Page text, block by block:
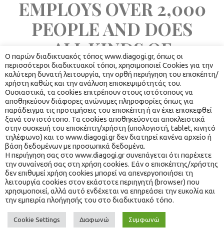
EMPLOYS OVER 2,000
PEOPLE AND DOES
ALL KINDS OF
AWESOME THINGS
FOR THE LEICESTER
COMMUNITY.
As a new WordPress user, you should go to your
dashboard to delete this page and create new pages
for your content. Have fun!
® 2021 ΔΙ… ΑΓΩΓΉ. ALL RIGHTS RESERVED. WEBSITE MADE
BY WEBKEY
Ο παρών διαδικτυακός τόπος www.diagogi.gr, όπως οι
περισσότεροι διαδικτυακοί τόποι, χρησιμοποιεί Cookies για την
καλύτερη δυνατή λειτουργία, την ορθή περιήγηση του επισκέπτη/
χρήστη καθώς και την ανάλυση επισκεψιμότητάς του.
Ουσιαστικά, τα cookies επιτρέπουν στους ιστότοπους να
αποθηκεύουν διάφορες ανώνυμες πληροφορίες όπως για
παράδειγμα τις προτιμήσεις του επισκέπτη ή αν έχει επισκεφθεί
ξανά τον ιστότοπο. Τα cookies αποθηκεύονται αποκλειστικά
στην συσκευή του επισκέπτη/χρήστη (υπολογιστή, tablet, κινητό
τηλέφωνο) και το www.diagogi.gr δεν διατηρεί κανένα αρχείο ή
βάση δεδομένων με προσωπικά δεδομένα.
Η περιήγηση σας στο www.diagogi.gr συνεπάγεται ότι παρέχετε
την συναίνεσή σας στη χρήση cookies. Εάν ο επισκέπτης/χρήστης
δεν επιθυμεί χρήση cookies μπορεί να απενεργοποιήσει τη
λειτουργία cookies στον εκάστοτε περιηγητή (browser) που
χρησιμοποιεί, αλλά αυτό ενδέχεται να επηρεάσει την ευκολία και
την εμπειρία πλοήγησής του στο διαδικτυακό τόπο.
Cookie Setting Διαφωνώ Συμφωνώ